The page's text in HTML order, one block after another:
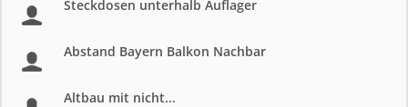
Steckdosen unterhalb Auflager
Abstand Bayern Balkon Nachbar
Altbau mit nicht...